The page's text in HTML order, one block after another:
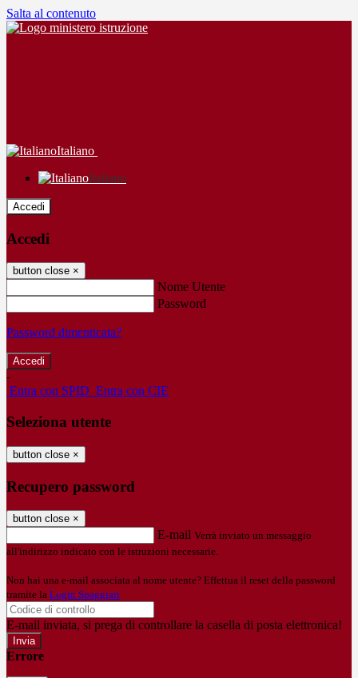
Salta al contenuto
Italiano
Italiano
Accedi
Accedi
button close ×
Nome Utente
Password
Password dimenticata?
-
Entra con SPID Entra con CIE
Seleziona utente
button close ×
Recupero password
button close ×
E-mail Verrà inviato un messaggio
all'indirizzo indicato con le istruzioni necessarie.
Non hai una e-mail associata al nome utente? Effettua il reset della password
tramite la Login Spaggiari
E-mail inviata, si prega di controllare la casella di posta elettronica!
Errore